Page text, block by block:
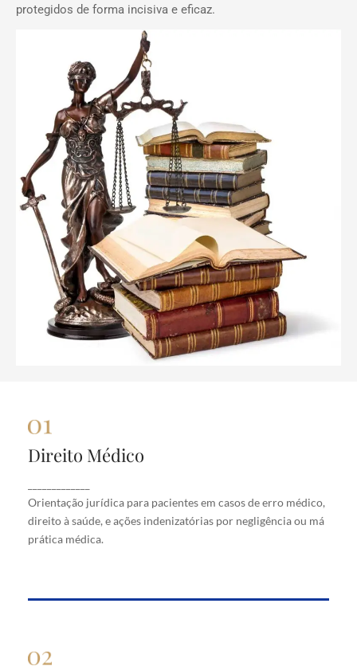
protegidos de forma incisiva e eficaz.
Direito Médico
Orientação jurídica para pacientes em casos de erro médico,
direito à saúde, e ações indenizatórias por negligência ou má
prática médica.
Direito Médico
erro médico, direito à saúde, e ações indenizatórias
por negligência ou má prática médica.